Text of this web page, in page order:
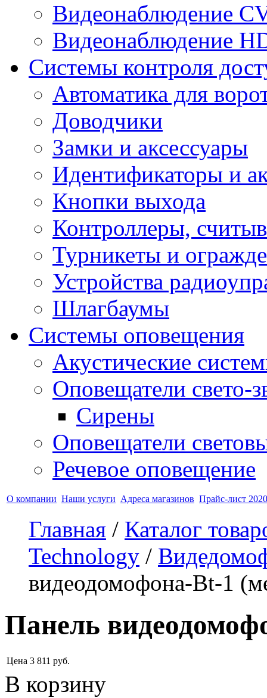
Видеонаблюдение
Видеонаблюдение
Системы контроля
Автоматика для
Доводчики
Замки и аксессуары
Идентификаторы и
Кнопки выхода
Контроллеры,
Турникеты и
Устройства
Шлагбаумы
Системы оповещения
Акустические
Оповещатели свето-
Сирены
Оповещатели
Речевое оповещение
О компании Наши услуги Адреса магазинов Прайс-лист
Главная / Каталог
Technology /
видеодомофона-Bt-1
Панель
Цена 3 811 руб.
В корзину